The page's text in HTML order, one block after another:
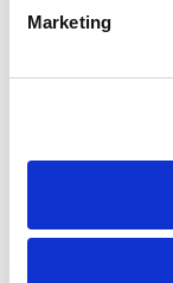
Marketing
een
de
gewerkt.”